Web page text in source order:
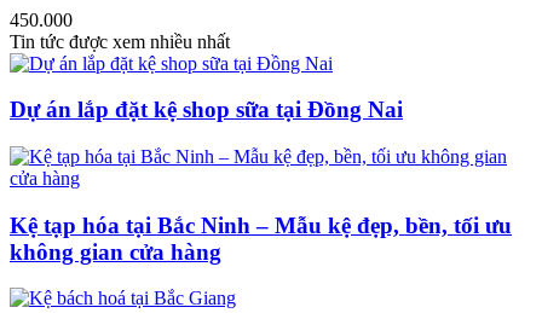
450.000
Tin tức được xem nhiều nhất
Dự án lắp đặt kệ shop sữa tại Đồng Nai
Kệ tạp hóa tại Bắc Ninh – Mẫu kệ đẹp, bền, tối ưu
không gian cửa hàng